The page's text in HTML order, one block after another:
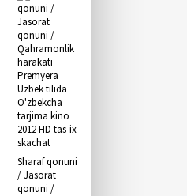
Sharaf qonuni
/ Jasorat
qonuni /